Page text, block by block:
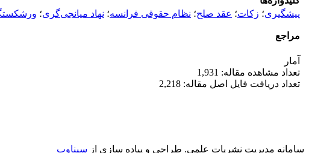
پیشگیری؛ زکات؛ عقد صلح؛ نظام حقوقی فرانسه؛ نهاد میانجی‌گری؛
مراجع
آمار
تعداد مشاهده مقاله: 1,931
تعداد دریافت فایل اصل مقاله: 2,218
سامانه مدیریت نشریات علمی. طراحی و پیاده سازی از سیناوب